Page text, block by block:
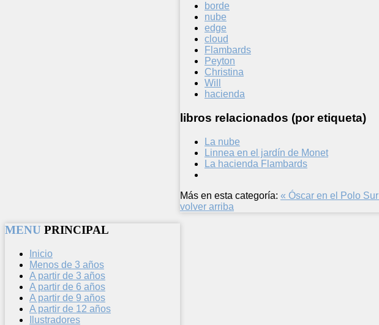
borde
nube
edge
cloud
Flambards
Peyton
Christina
Will
hacienda
libros relacionados (por etiqueta)
La nube
Linnea en el jardín de Monet
La hacienda Flambards
Más en esta categoría: « Óscar en el Polo Sur
volver arriba
MENU PRINCIPAL
Inicio
Menos de 3 años
A partir de 3 años
A partir de 6 años
A partir de 9 años
A partir de 12 años
Ilustradores